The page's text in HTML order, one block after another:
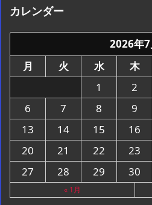
カレンダー
2026年7
月
火 水 木
1
2
6
7 8 9
13
14 15 16
20
21 22 23
27
28 29 30
« 1月